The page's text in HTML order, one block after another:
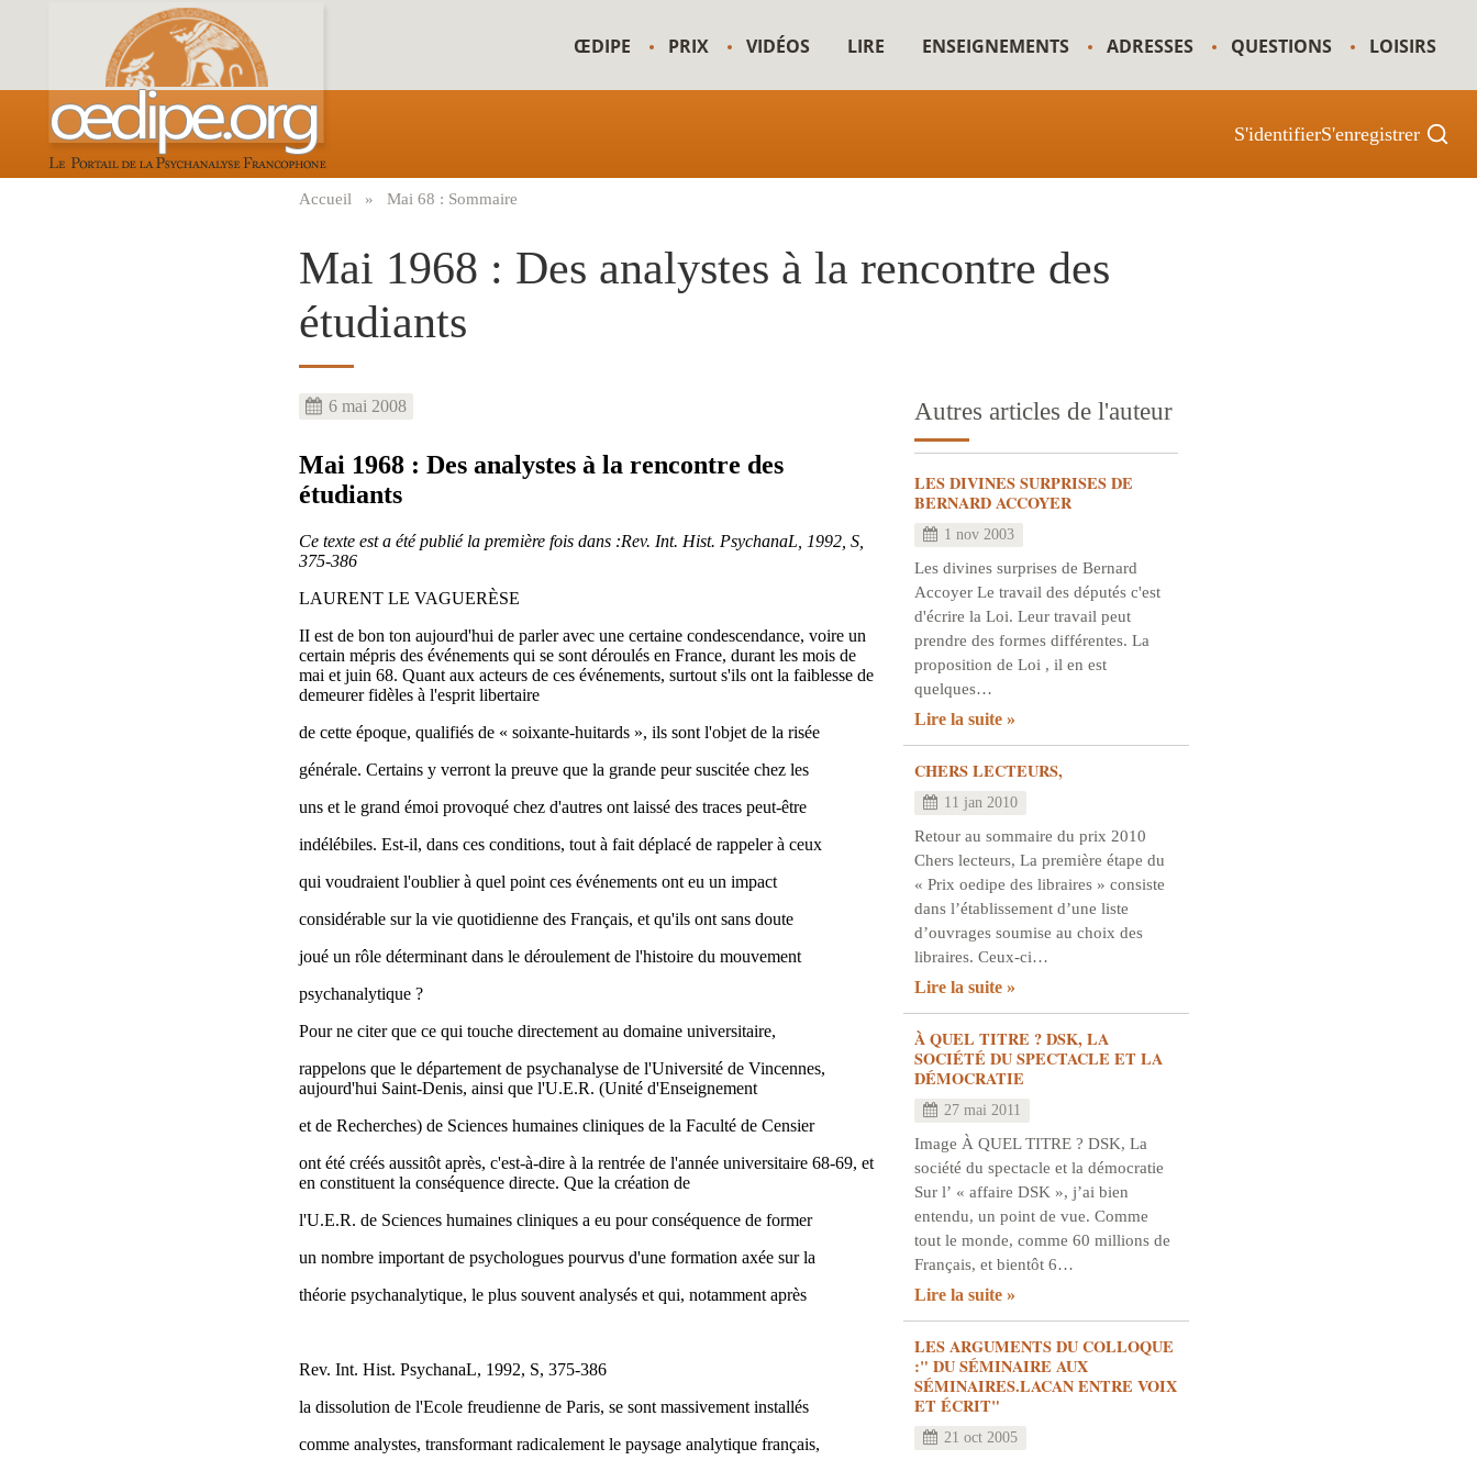
ŒDIPE PRIX VIDÉOS LIRE ENSEIGNEMENTS ADRESSES QUESTIONS LOISIRS
S'identifierS'enregistrer
d'Ariane
Accueil Mai 68 : Sommaire
Mai 1968 : Des analystes à la rencontre des
étudiants
6 mai 2008
Mai 1968 : Des analystes à la rencontre des
étudiants
Ce texte est a été publié la première fois dans :Rev. Int. Hist. PsychanaL, 1992, S,
375-386
LAURENT LE VAGUERÈSE
II est de bon ton aujourd'hui de parler avec une certaine condescendance, voire un
certain mépris des événements qui se sont déroulés en France, durant les mois de
mai et juin 68. Quant aux acteurs de ces événements, surtout s'ils ont la faiblesse de
demeurer fidèles à l'esprit libertaire
de cette époque, qualifiés de « soixante-huitards », ils sont l'objet de la risée
générale. Certains y verront la preuve que la grande peur suscitée chez les
uns et le grand émoi provoqué chez d'autres ont laissé des traces peut-être
indélébiles. Est-il, dans ces conditions, tout à fait déplacé de rappeler à ceux
qui voudraient l'oublier à quel point ces événements ont eu un impact
considérable sur la vie quotidienne des Français, et qu'ils ont sans doute
joué un rôle déterminant dans le déroulement de l'histoire du mouvement
psychanalytique ?
Pour ne citer que ce qui touche directement au domaine universitaire,
rappelons que le département de psychanalyse de l'Université de Vincennes,
aujourd'hui Saint-Denis, ainsi que l'U.E.R. (Unité d'Enseignement
et de Recherches) de Sciences humaines cliniques de la Faculté de Censier
ont été créés aussitôt après, c'est-à-dire à la rentrée de l'année universitaire 68-69, et
en constituent la conséquence directe. Que la création de
l'U.E.R. de Sciences humaines cliniques a eu pour conséquence de former
un nombre important de psychologues pourvus d'une formation axée sur la
théorie psychanalytique, le plus souvent analysés et qui, notamment après
Rev. Int. Hist. PsychanaL, 1992, S, 375-386
la dissolution de l'Ecole freudienne de Paris, se sont massivement installés
comme analystes, transformant radicalement le paysage analytique français,
Autres articles de l'auteur
LES DIVINES SURPRISES DE
BERNARD ACCOYER
1 nov 2003
Les divines surprises de Bernard
Accoyer Le travail des députés c'est
d'écrire la Loi. Leur travail peut
prendre des formes différentes. La
proposition de Loi , il en est
quelques…
Lire la suite
CHERS LECTEURS,
11 jan 2010
Retour au sommaire du prix 2010
Chers lecteurs, La première étape du
« Prix oedipe des libraires » consiste
dans l’établissement d’une liste
d’ouvrages soumise au choix des
libraires. Ceux-ci…
Lire la suite
À QUEL TITRE ? DSK, LA
SOCIÉTÉ DU SPECTACLE ET LA
DÉMOCRATIE
27 mai 2011
Image À QUEL TITRE ? DSK, La
société du spectacle et la démocratie
Sur l’ « affaire DSK », j’ai bien
entendu, un point de vue. Comme
tout le monde, comme 60 millions de
Français, et bientôt 6…
Lire la suite
LES ARGUMENTS DU COLLOQUE
:" DU SÉMINAIRE AUX
SÉMINAIRES.LACAN ENTRE VOIX
ET ÉCRIT"
21 oct 2005